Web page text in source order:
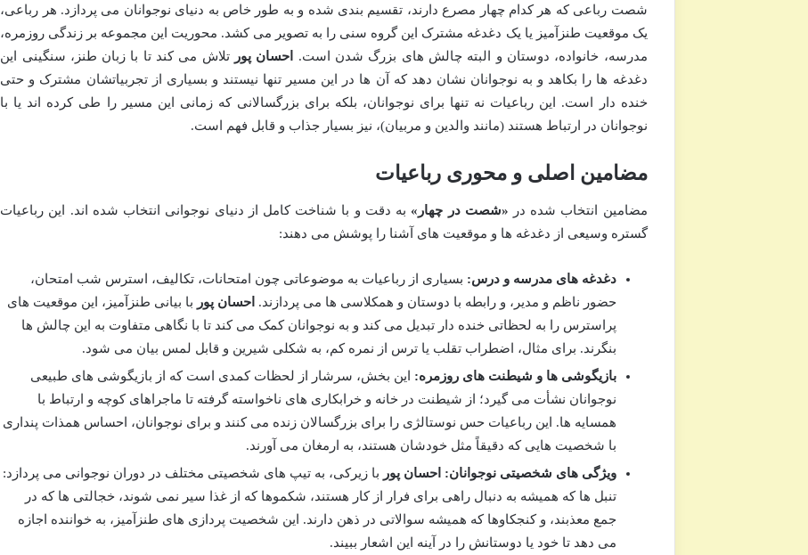
شصت رباعی که هر کدام چهار مصرع دارند، تقسیم بندی شده و به طور خاص به دنیای نوجوانان می پردازد. هر رباعی،
یک موقعیت طنزآمیز یا یک دغدغه مشترک این گروه سنی را به تصویر می کشد. محوریت این مجموعه بر زندگی روزمره،
مدرسه، خانواده، دوستان و البته چالش های بزرگ شدن است.
احسان پور تلاش می کند تا با زبان طنز، سنگینی این
دغدغه ها را بکاهد و به نوجوانان نشان دهد که آن ها در این مسیر تنها نیستند و بسیاری از تجربیاتشان مشترک و حتی
خنده دار است. این رباعیات نه تنها برای نوجوانان، بلکه برای بزرگسالانی که زمانی این مسیر را طی کرده اند یا با
نوجوانان در ارتباط هستند (مانند والدین و مربیان)، نیز بسیار جذاب و قابل فهم است.
مضامین اصلی و محوری رباعیات
مضامین انتخاب شده در «شصت در چهار»به دقت و با شناخت کامل از دنیای نوجوانی انتخاب شده اند. این رباعیات
گستره وسیعی از دغدغه ها و موقعیت های آشنا را پوشش می دهند:
دغدغه های مدرسه و درس: بسیاری از رباعیات به موضوعاتی چون امتحانات، تکالیف، استرس شب امتحان،
حضور ناظم و مدیر، و رابطه با دوستان و همکلاسی ها می پردازند. احسان پور با بیانی طنزآمیز، این موقعیت های
پراسترس را به لحظاتی خنده دار تبدیل می کند و به نوجوانان کمک می کند تا با نگاهی متفاوت به این چالش ها
بنگرند. برای مثال، اضطراب تقلب یا ترس از نمره کم، به شکلی شیرین و قابل لمس بیان می شود.
بازیگوشی ها و شیطنت های روزمره: این بخش، سرشار از لحظات کمدی است که از بازیگوشی های طبیعی
نوجوانان نشأت می گیرد؛ از شیطنت در خانه و خرابکاری های ناخواسته گرفته تا ماجراهای کوچه و ارتباط با
همسایه ها. این رباعیات حس نوستالژی را برای بزرگسالان زنده می کنند و برای نوجوانان، احساس همذات پنداری
با شخصیت هایی که دقیقاً مثل خودشان هستند، به ارمغان می آورند.
ویژگی های شخصیتی نوجوانان: احسان پور با زیرکی، به تیپ های شخصیتی مختلف در دوران نوجوانی می پردازد:
تنبل ها که همیشه به دنبال راهی برای فرار از کار هستند، شکموها که از غذا سیر نمی شوند، خجالتی ها که در
جمع معذبند، و کنجکاوها که همیشه سوالاتی در ذهن دارند. این شخصیت پردازی های طنزآمیز، به خواننده اجازه
می دهد تا خود یا دوستانش را در آینه این اشعار ببیند.